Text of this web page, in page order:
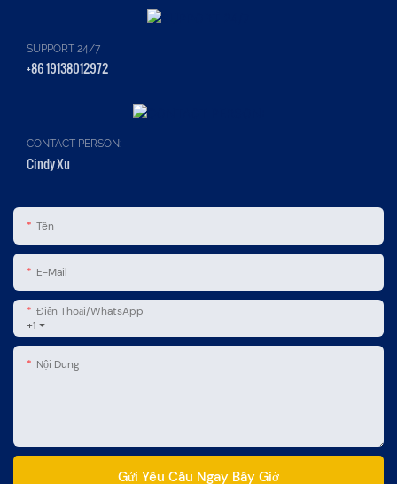
SUPPORT 24/7
+86 19138012972
CONTACT PERSON:
Cindy Xu
Tên
E-Mail
+1
Điện Thoại/WhatsApp
Nội Dung
Gửi Yêu Cầu Ngay Bây Giờ